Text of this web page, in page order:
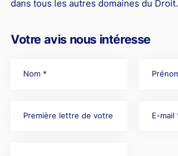
dans tous les autres domaines du Droit.
Votre avis nous intéresse